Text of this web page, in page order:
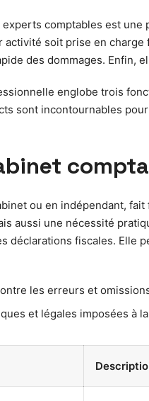
experts comptables est
activité soit prise en
des dommages. Enfin,
englobe trois
sont incontournables
ou en indépendant,
aussi une nécessité
déclarations fiscales. Elle
les erreurs et
et légales imposées à